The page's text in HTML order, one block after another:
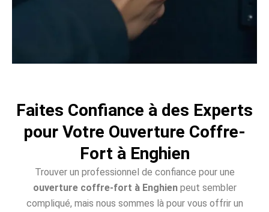
Faites Confiance à des Experts
pour Votre Ouverture Coffre-
Fort à Enghien
Trouver un professionnel de confiance pour une
ouverture coffre-fort à Enghienpeut sembler
compliqué, mais nous sommes là pour vous offrir un